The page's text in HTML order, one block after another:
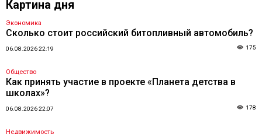
Картина дня
Экономика
Сколько стоит российский битопливный автомобиль?
06.08.2026 22:19 175
Общество
Как принять участие в проекте «Планета детства в
школах»?
06.08.2026 22:07 178
Недвижимость